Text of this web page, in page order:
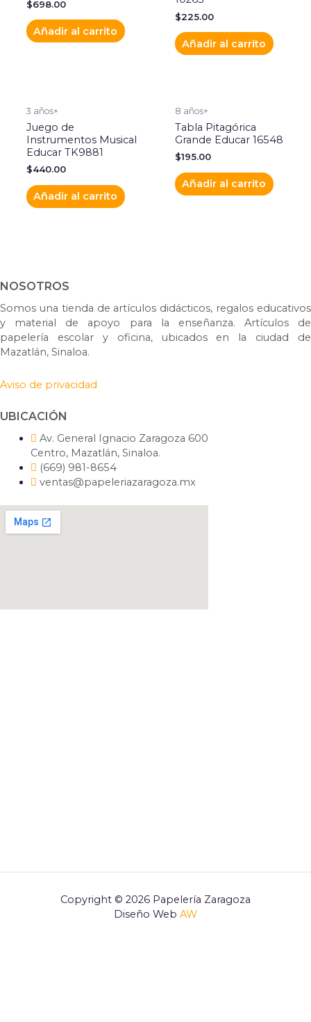
$698.00
Añadir al carrito
$225.00
Añadir al carrito
3 años+
Juego de
Instrumentos Musical
Educar TK9881
$440.00
Añadir al carrito
8 años+
Tabla Pitagórica
Grande Educar 16548
$195.00
Añadir al carrito
NOSOTROS
Somos una tienda de artículos didácticos, regalos educativos
y material de apoyo para la enseñanza. Artículos de
papelería escolar y oficina, ubicados en la ciudad de
Mazatlán, Sinaloa.
Aviso de privacidad
UBICACIÓN
Av. General Ignacio Zaragoza 600
Centro, Mazatlán, Sinaloa.
(669) 981-8654
ventas@papeleriazaragoza.mx
Copyright © 2026 Papelería Zaragoza
Diseño Web AW